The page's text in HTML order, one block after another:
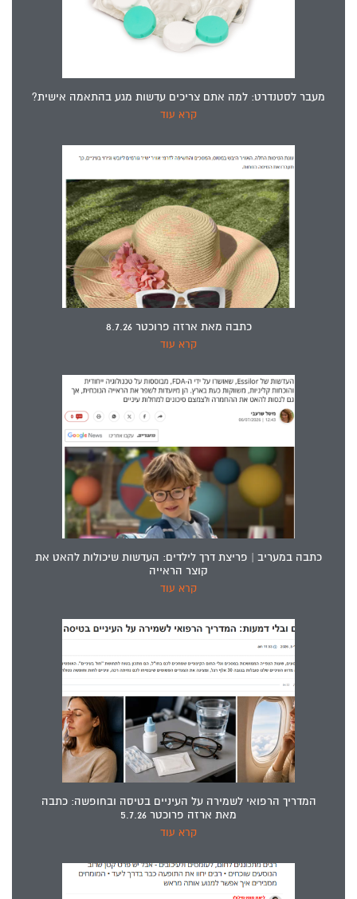
מעבר לסטנדרט: למה אתם צריכים עדשות מגע בהתאמה אישית?
קרא עוד
כתבה מאת ארזה פרוכטר 8.7.26
קרא עוד
כתבה במעריב | פריצת דרך לילדים: העדשות שיכולות להאט את
קוצר הראייה
קרא עוד
המדריך הרפואי לשמירה על העיניים בטיסה ובחופשה: כתבה
מאת ארזה פרוכטר 5.7.26
קרא עוד